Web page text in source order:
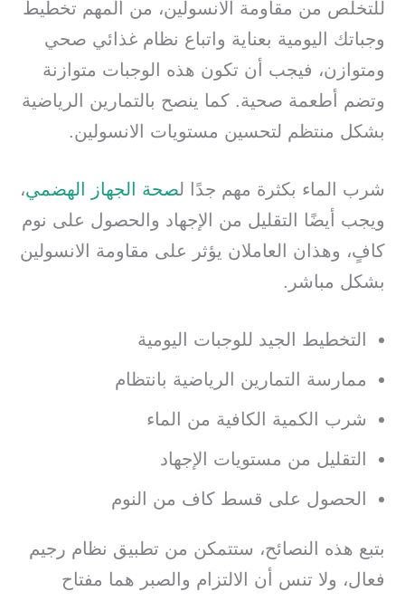
للتخلص من مقاومة الانسولين، من المهم تخطيط
وجباتك اليومية بعناية واتباع نظام غذائي صحي
ومتوازن، فيجب أن تكون هذه الوجبات متوازنة
وتضم أطعمة صحية. كما ينصح بالتمارين الرياضية
بشكل منتظم لتحسين مستويات الانسولين.
شرب الماء بكثرة مهم جدًا لصحة الجهاز الهضمي،
ويجب أيضًا التقليل من الإجهاد والحصول على نوم
كافٍ، وهذان العاملان يؤثر على مقاومة الانسولين
بشكل مباشر.
التخطيط الجيد للوجبات اليومية
ممارسة التمارين الرياضية بانتظام
شرب الكمية الكافية من الماء
التقليل من مستويات الإجهاد
الحصول على قسط كاف من النوم
بتبع هذه النصائح، ستتمكن من تطبيق نظام رجيم
فعال، ولا تنس أن الالتزام والصبر هما مفتاح